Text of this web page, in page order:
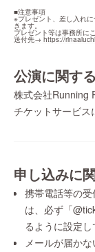
■注意事項
※プレゼント、差し入れ
きます。
プレゼント等は事務所に
送付先→ https://
公演に関す
株式会社Running
チケットサービス
申し込みに
携帯電話等の
は、必ず「
るように設定し
メールが届か